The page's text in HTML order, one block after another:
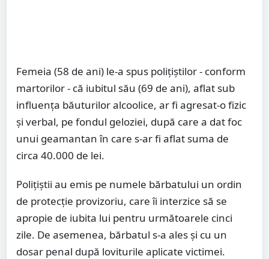
Femeia (58 de ani) le-a spus polițiștilor - conform
martorilor - că iubitul său (69 de ani), aflat sub
influența băuturilor alcoolice, ar fi agresat-o fizic
și verbal, pe fondul geloziei, după care a dat foc
unui geamantan în care s-ar fi aflat suma de
circa 40.000 de lei.
Polițiștii au emis pe numele bărbatului un ordin
de protecție provizoriu, care îi interzice să se
apropie de iubita lui pentru următoarele cinci
zile. De asemenea, bărbatul s-a ales și cu un
dosar penal după loviturile aplicate victimei.